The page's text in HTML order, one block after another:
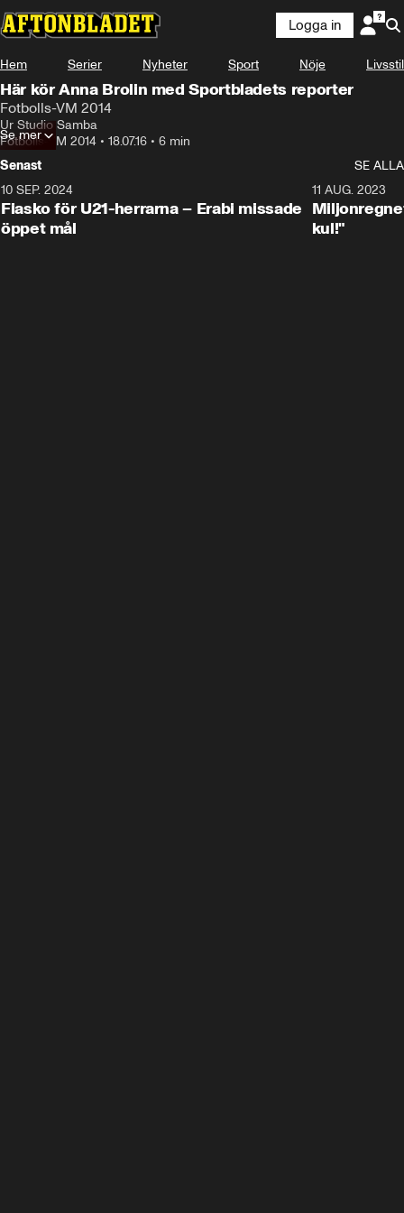
Logga in
Hem Serier Nyheter Sport Nöje Livsstil
Här kör Anna Brolin med Sportbladets reporter
Fotbolls-VM 2014
Ur Studio Samba
Fotbolls-VM 2014 • 18.07.16 • 6 min
Se mer
Senast
SE ALLA
10 SEP. 2024
Fiasko för U21-herrarna – Erabi missade
öppet mål
11 AUG. 2023
kul!"